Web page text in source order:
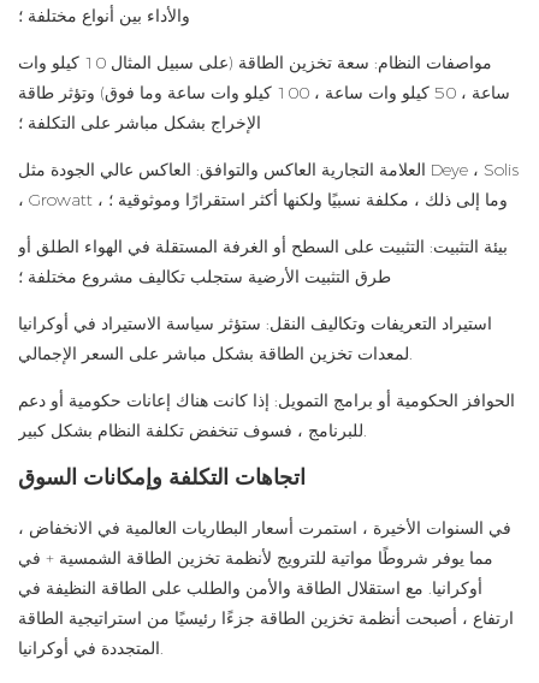
والأداء بين أنواع مختلفة ؛
مواصفات النظام: سعة تخزين الطاقة (على سبيل المثال 10 كيلو وات
ساعة ، 50 كيلو وات ساعة ، 100 كيلو وات ساعة وما فوق) وتؤثر طاقة
الإخراج بشكل مباشر على التكلفة ؛
العلامة التجارية العاكس والتوافق: العاكس عالي الجودة مثل Deye ، Solis
، Growatt ، وما إلى ذلك ، مكلفة نسبيًا ولكنها أكثر استقرارًا وموثوقية ؛
بيئة التثبيت: التثبيت على السطح أو الغرفة المستقلة في الهواء الطلق أو
طرق التثبيت الأرضية ستجلب تكاليف مشروع مختلفة ؛
استيراد التعريفات وتكاليف النقل: ستؤثر سياسة الاستيراد في أوكرانيا
لمعدات تخزين الطاقة بشكل مباشر على السعر الإجمالي.
الحوافز الحكومية أو برامج التمويل: إذا كانت هناك إعانات حكومية أو دعم
للبرنامج ، فسوف تنخفض تكلفة النظام بشكل كبير.
اتجاهات التكلفة وإمكانات السوق
في السنوات الأخيرة ، استمرت أسعار البطاريات العالمية في الانخفاض ،
مما يوفر شروطًا مواتية للترويج لأنظمة تخزين الطاقة الشمسية + في
أوكرانيا. مع استقلال الطاقة والأمن والطلب على الطاقة النظيفة في
ارتفاع ، أصبحت أنظمة تخزين الطاقة جزءًا رئيسيًا من استراتيجية الطاقة
المتجددة في أوكرانيا.